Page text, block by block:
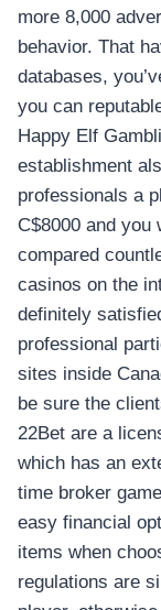
more 8,000
behavior. That
databases,
you can
Happy Elf
establishment
professionals a
C$8000 and you
compared
casinos on the
definitely
professional
sites inside
be sure the
22Bet are a
which has an
time broker
easy financial
items when
regulations are